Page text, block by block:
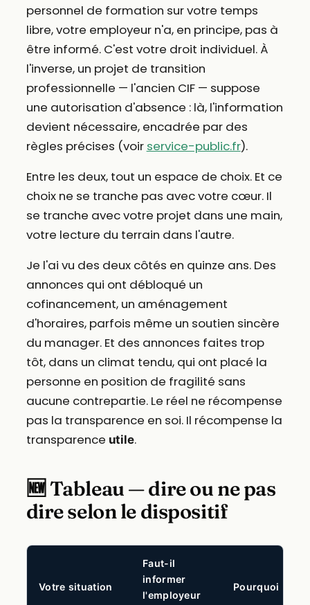
personnel de formation sur votre temps
libre, votre employeur n'a, en principe, pas à
être informé. C'est votre droit individuel. À
l'inverse, un projet de transition
professionnelle — l'ancien CIF — suppose
une autorisation d'absence : là, l'information
devient nécessaire, encadrée par des
règles précises (voir service-public.fr).
Entre les deux, tout un espace de choix. Et ce
choix ne se tranche pas avec votre cœur. Il
se tranche avec votre projet dans une main,
votre lecture du terrain dans l'autre.
Je l'ai vu des deux côtés en quinze ans. Des
annonces qui ont débloqué un
cofinancement, un aménagement
d'horaires, parfois même un soutien sincère
du manager. Et des annonces faites trop
tôt, dans un climat tendu, qui ont placé la
personne en position de fragilité sans
aucune contrepartie. Le réel ne récompense
pas la transparence en soi. Il récompense la
transparence utile.
🆕 Tableau — dire ou ne pas
dire selon le dispositif
Votre situation
Faut-il
informer
l'employeur
Pourquoi